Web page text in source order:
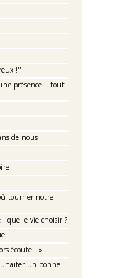
!"
présence... tout
de nous
tourner notre
quelle vie choisir ?
écoute ! »
un bonne